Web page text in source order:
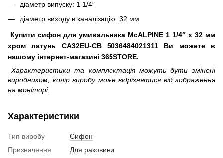
діаметр випуску: 1 1/4″
діаметр виходу в каналізацію: 32 мм
Купити сифон для умивальника McALPINE 1 1/4″ x 32 мм
хром латунь CA32EU-CB 5036484021311 Ви можете в
нашому інтернет-магазині 365STORE.
Характеристики та комплектація можуть бути змінені
виробником, колір виробу може відрізнятися від зображення
на моніторі.
Характеристики
Тип виробу
Сифон
Призначення
Для раковини